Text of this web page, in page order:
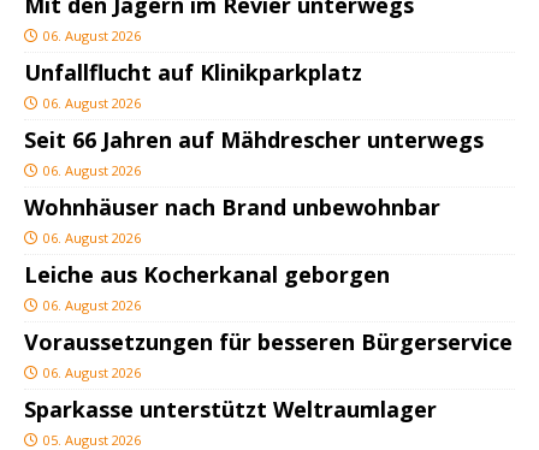
06. August 2026
Unfallflucht auf Klinikparkplatz
06. August 2026
Seit 66 Jahren auf Mähdrescher unterwegs
06. August 2026
Wohnhäuser nach Brand unbewohnbar
06. August 2026
Leiche aus Kocherkanal geborgen
06. August 2026
Voraussetzungen für besseren Bürgerservice
06. August 2026
Sparkasse unterstützt Weltraumlager
05. August 2026